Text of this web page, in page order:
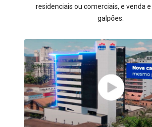
residenciais ou comerciais, e venda
galpões.